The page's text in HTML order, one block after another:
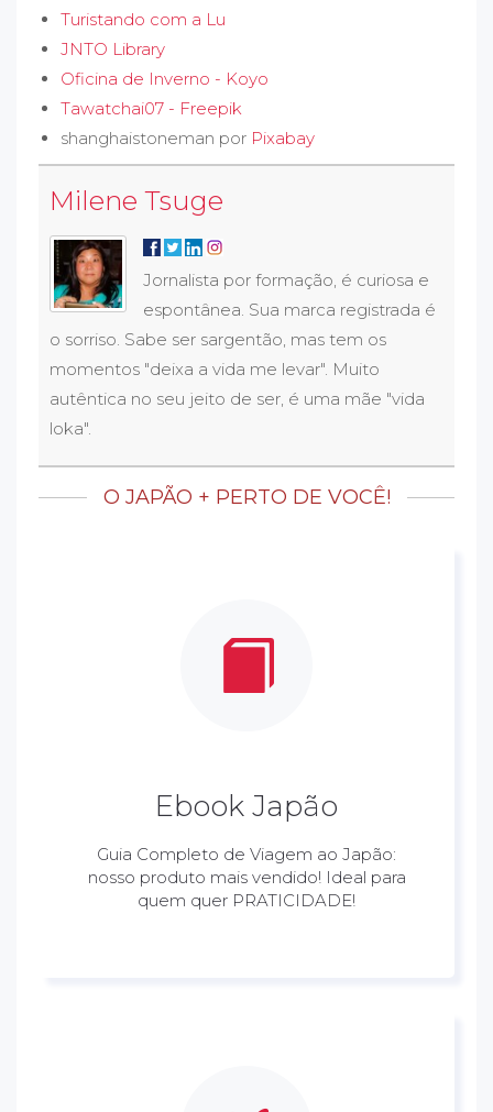
Turistando com a Lu
JNTO Library
Oficina de Inverno - Koyo
Tawatchai07 - Freepik
shanghaistoneman por Pixabay
Milene Tsuge
Jornalista por formação, é curiosa e
espontânea. Sua marca registrada é
o sorriso. Sabe ser sargentão, mas tem os
momentos "deixa a vida me levar". Muito
autêntica no seu jeito de ser, é uma mãe "vida
loka".
O JAPÃO + PERTO DE VOCÊ!
Ebook Japão
Guia Completo de Viagem ao Japão:
nosso produto mais vendido! Ideal para
quem quer PRATICIDADE!